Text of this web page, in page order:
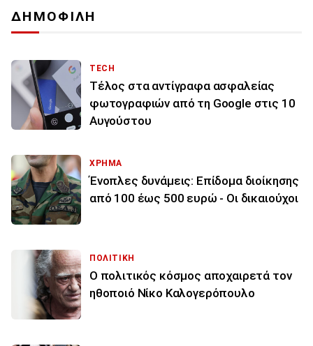
ΔΗΜΟΦΙΛΗ
TECH
Τέλος στα αντίγραφα ασφαλείας
φωτογραφιών από τη Google στις 10
Αυγούστου
ΧΡΗΜΑ
Ένοπλες δυνάμεις: Επίδομα διοίκησης
από 100 έως 500 ευρώ - Οι δικαιούχοι
ΠΟΛΙΤΙΚΗ
Ο πολιτικός κόσμος αποχαιρετά τον
ηθοποιό Νίκο Καλογερόπουλο